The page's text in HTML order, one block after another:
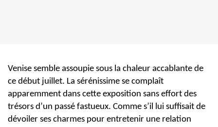
Venise semble assoupie sous la chaleur accablante de
ce début juillet. La sérénissime se complaît
apparemment dans cette exposition sans effort des
trésors d’un passé fastueux. Comme s’il lui suffisait de
dévoiler ses charmes pour entretenir une relation